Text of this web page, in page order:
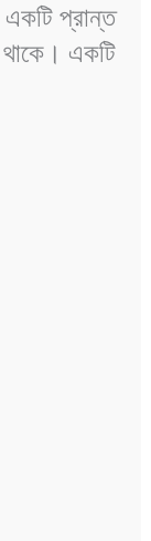
প্রান্ত
থাকে। একটি